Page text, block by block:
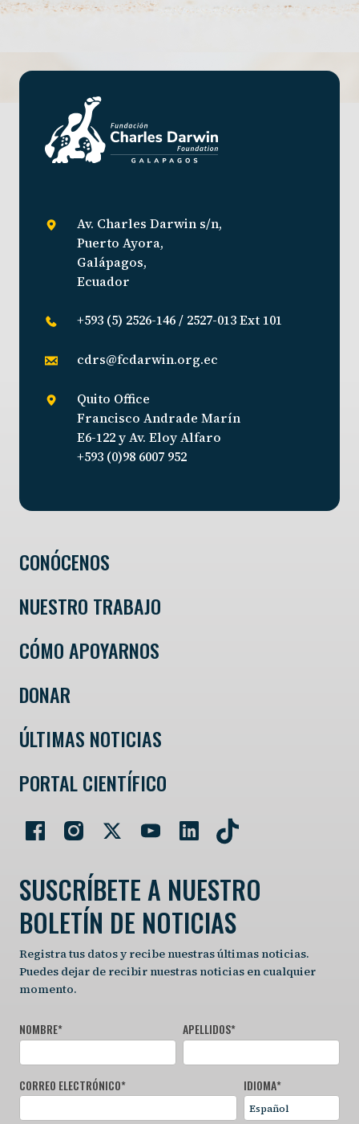
Av. Charles Darwin s/n,
Puerto Ayora,
Galápagos,
Ecuador
+593 (5) 2526-146 / 2527-013 Ext 101
cdrs@fcdarwin.org.ec
Quito Office
Francisco Andrade Marín
E6-122 y Av. Eloy Alfaro
+593 (0)98 6007 952
CONÓCENOS
NUESTRO TRABAJO
CÓMO APOYARNOS
DONAR
ÚLTIMAS NOTICIAS
PORTAL CIENTÍFICO
SUSCRÍBETE A NUESTRO
BOLETÍN DE NOTICIAS
Registra tus datos y recibe nuestras últimas noticias.
Puedes dejar de recibir nuestras noticias en cualquier
momento.
NOMBRE* APELLIDOS*
CORREO ELECTRÓNICO* IDIOMA*